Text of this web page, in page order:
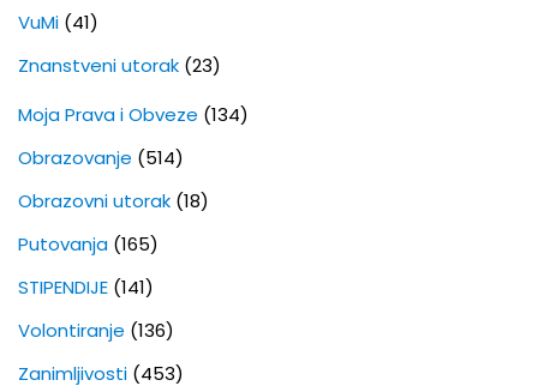
VuMi (41)
Znanstveni utorak (23)
Moja Prava i Obveze (134)
Obrazovanje (514)
Obrazovni utorak (18)
Putovanja (165)
STIPENDIJE (141)
Volontiranje (136)
Zanimljivosti (453)